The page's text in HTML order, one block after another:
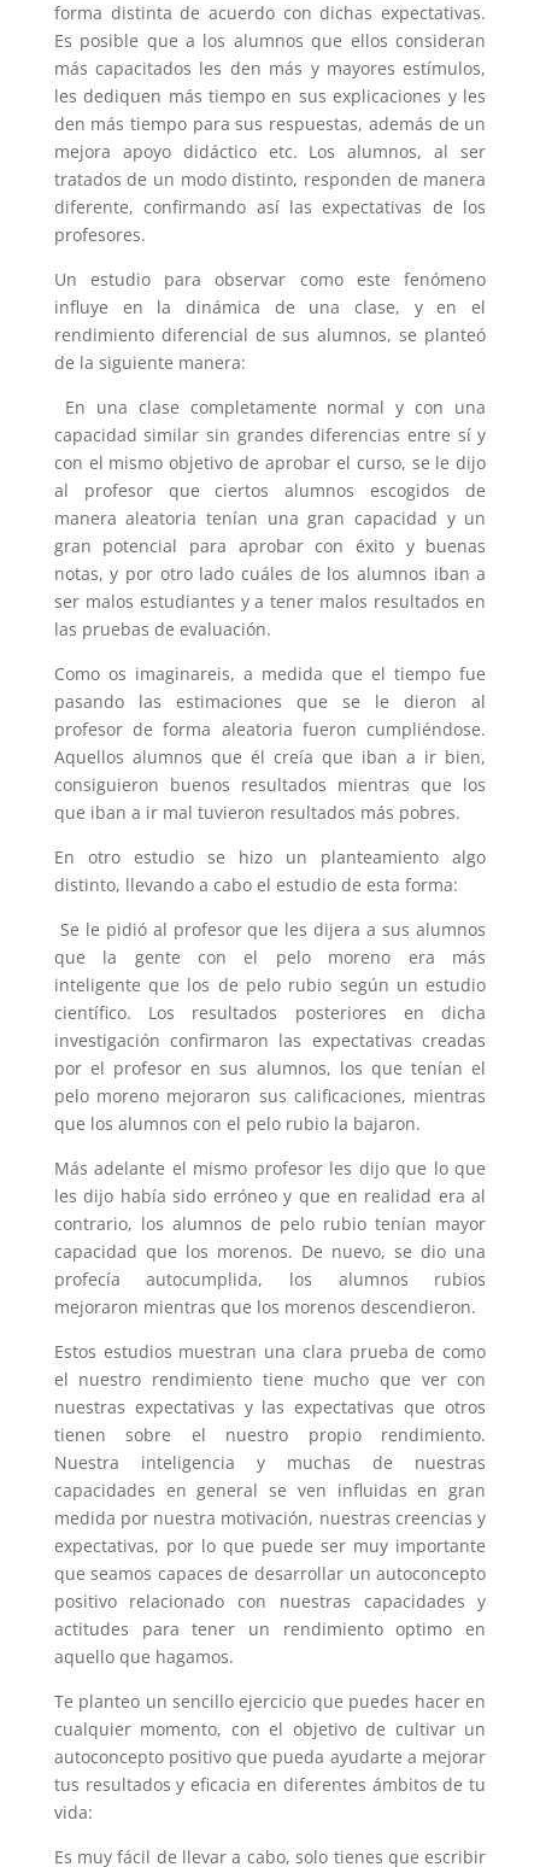
forma distinta de acuerdo con dichas expectativas.
Es posible que a los alumnos que ellos consideran
más capacitados les den más y mayores estímulos,
les dediquen más tiempo en sus explicaciones y les
den más tiempo para sus respuestas, además de un
mejora apoyo didáctico etc. Los alumnos, al ser
tratados de un modo distinto, responden de manera
diferente, confirmando así las expectativas de los
profesores.
Un estudio para observar como este fenómeno
influye en la dinámica de una clase, y en el
rendimiento diferencial de sus alumnos, se planteó
de la siguiente manera:
En una clase completamente normal y con una
capacidad similar sin grandes diferencias entre sí y
con el mismo objetivo de aprobar el curso, se le dijo
al profesor que ciertos alumnos escogidos de
manera aleatoria tenían una gran capacidad y un
gran potencial para aprobar con éxito y buenas
notas, y por otro lado cuáles de los alumnos iban a
ser malos estudiantes y a tener malos resultados en
las pruebas de evaluación.
Como os imaginareis, a medida que el tiempo fue
pasando las estimaciones que se le dieron al
profesor de forma aleatoria fueron cumpliéndose.
Aquellos alumnos que él creía que iban a ir bien,
consiguieron buenos resultados mientras que los
que iban a ir mal tuvieron resultados más pobres.
En otro estudio se hizo un planteamiento algo
distinto, llevando a cabo el estudio de esta forma:
Se le pidió al profesor que les dijera a sus alumnos
que la gente con el pelo moreno era más
inteligente que los de pelo rubio según un estudio
científico. Los resultados posteriores en dicha
investigación confirmaron las expectativas creadas
por el profesor en sus alumnos, los que tenían el
pelo moreno mejoraron sus calificaciones, mientras
que los alumnos con el pelo rubio la bajaron.
Más adelante el mismo profesor les dijo que lo que
les dijo había sido erróneo y que en realidad era al
contrario, los alumnos de pelo rubio tenían mayor
capacidad que los morenos. De nuevo, se dio una
profecía autocumplida, los alumnos rubios
mejoraron mientras que los morenos descendieron.
Estos estudios muestran una clara prueba de como
el nuestro rendimiento tiene mucho que ver con
nuestras expectativas y las expectativas que otros
tienen sobre el nuestro propio rendimiento.
Nuestra inteligencia y muchas de nuestras
capacidades en general se ven influidas en gran
medida por nuestra motivación, nuestras creencias y
expectativas, por lo que puede ser muy importante
que seamos capaces de desarrollar un autoconcepto
positivo relacionado con nuestras capacidades y
actitudes para tener un rendimiento optimo en
aquello que hagamos.
Te planteo un sencillo ejercicio que puedes hacer en
cualquier momento, con el objetivo de cultivar un
autoconcepto positivo que pueda ayudarte a mejorar
tus resultados y eficacia en diferentes ámbitos de tu
vida:
Es muy fácil de llevar a cabo, solo tienes que escribir